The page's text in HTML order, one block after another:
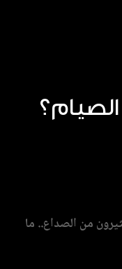
من الصداع.. ما